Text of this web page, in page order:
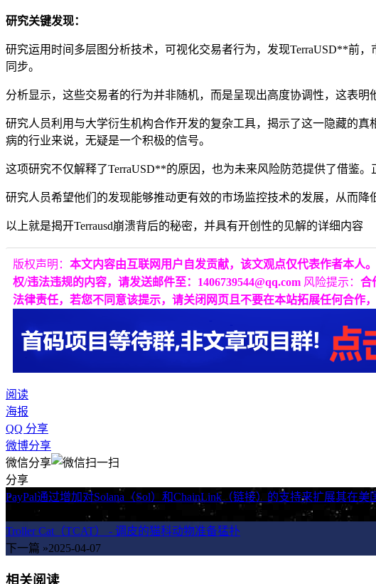
研究关键发现：
研究运用时间多层图分析技术，可视化交易者行为，发现TerraUSD**前
同步。
分析显示，这些交易者的行为并非随机，而是呈现出高度协调性，这表明
研究人员利用与大学衍生机构合作开发的复杂工具，揭示了这一隐藏的
病的行业来说，无疑是一个积极的信号。
这项研究不仅解释了TerraUSD**的原因，也为未来风险防范提供了借鉴
研究人员希望他们的发现能够推动更有效的市场监控技术的发展，从而降
以上就是揭开Terrausd崩溃背后的秘密，并具有开创性的见解的详细内容
版权声明： 本文内容由互联网用户自发贡献，该文观点仅代表作者本人
权/违法违规的内容，请发送邮件至：1406739544@qq.com 风险提示： 合
法律责任，若您不同意该提示，请关闭网页且不要在本站拓展任何合作
阅读
海报
QQ 分享
微博分享
微信分享
分享
PayPal通过增加对Solana（Sol）和ChainLink（链接）的支持来扩展其在
« 上一篇
2025-04-07
Troller Cat（TCAT） - 调皮的猫科动物准备猛扑
下一篇 »2025-04-07
相关阅读